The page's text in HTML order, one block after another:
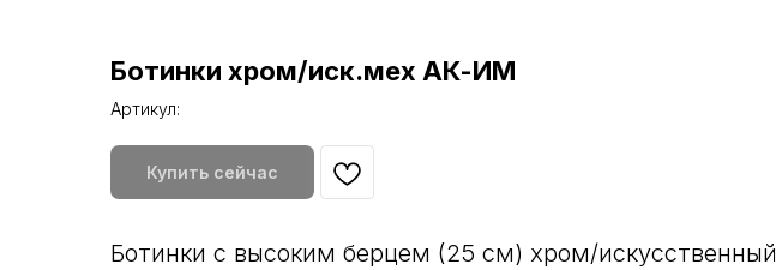
Ботинки хром/иск.мех АК-ИМ
Артикул:
Купить сейчас
Ботинки с высоким берцем (25 см) хром/искусственный